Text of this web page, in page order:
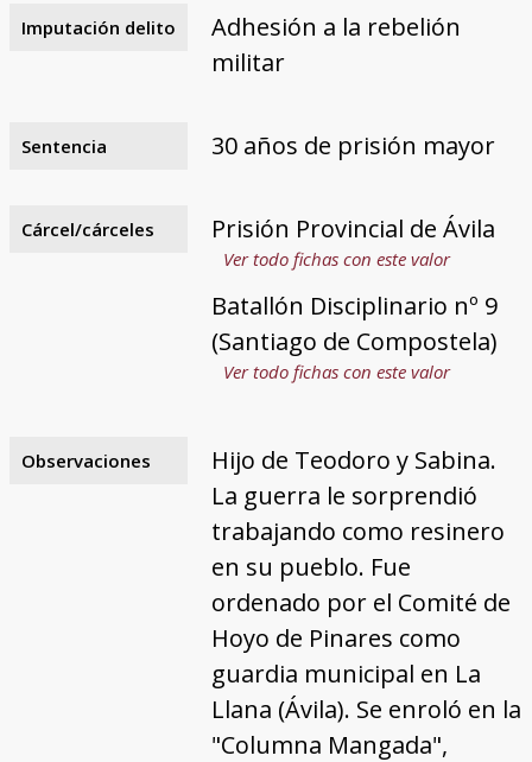
Imputación delito
Adhesión a la rebelión
militar
Sentencia 30 años de prisión mayor
Cárcel/cárceles Prisión Provincial de Ávila
Ver todo fichas con este valor
Batallón Disciplinario nº 9
(Santiago de Compostela)
Ver todo fichas con este valor
Observaciones
Hijo de Teodoro y Sabina.
La guerra le sorprendió
trabajando como resinero
en su pueblo. Fue
ordenado por el Comité de
Hoyo de Pinares como
guardia municipal en La
Llana (Ávila). Se enroló en la
"Columna Mangada",